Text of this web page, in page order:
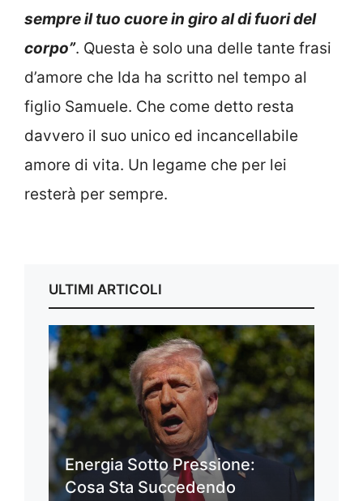
sempre il tuo cuore in giro al di fuori del
corpo”. Questa è solo una delle tante frasi
d’amore che Ida ha scritto nel tempo al
figlio Samuele. Che come detto resta
davvero il suo unico ed incancellabile
amore di vita. Un legame che per lei
resterà per sempre.
ULTIMI ARTICOLI
Energia Sotto Pressione:
Cosa Sta Succedendo